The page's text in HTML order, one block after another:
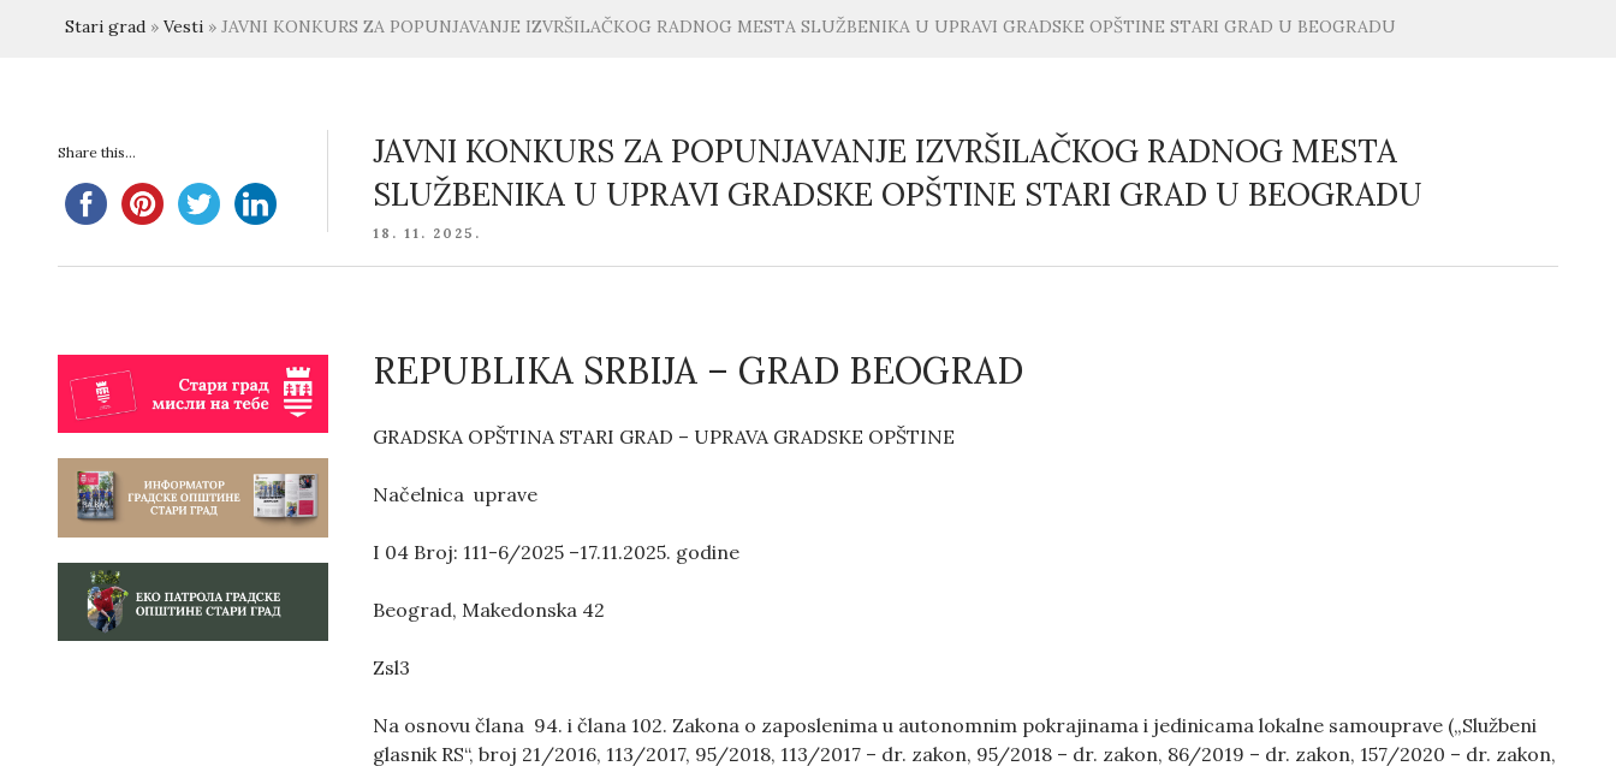
Stari grad » Vesti » JAVNI KONKURS ZA POPUNJAVANJE IZVRŠILAČKOG RADNOG MESTA SLUŽBENIKA U UPRAVI GRADSKE OPŠTINE STARI GRAD U BEOGRADU
Share this...
JAVNI KONKURS ZA POPUNJAVANJE IZVRŠILAČKOG RADNOG MESTA
SLUŽBENIKA U UPRAVI GRADSKE OPŠTINE STARI GRAD U BEOGRADU
POSTED
18. 11. 2025.
REPUBLIKA SRBIJA – GRAD BEOGRAD
GRADSKA OPŠTINA STARI GRAD – UPRAVA GRADSKE OPŠTINE
Načelnica uprave
I 04 Broj: 111-6/2025 –17.11.2025. godine
Beograd, Makedonska 42
Zsl3
Na osnovu člana 94. i člana 102. Zakona o zaposlenima u autonomnim pokrajinama i jedinicama lokalne samouprave („Službeni
glasnik RS“, broj 21/2016, 113/2017, 95/2018, 113/2017 – dr. zakon, 95/2018 – dr. zakon, 86/2019 – dr. zakon, 157/2020 – dr. zakon,